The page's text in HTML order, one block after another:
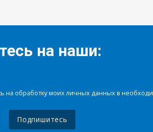
на наши:
на обработку моих личных данных в
Подпишитесь